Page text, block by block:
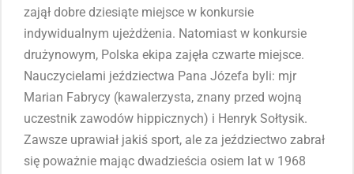
zajął dobre dziesiąte miejsce w konkursie
indywidualnym ujeżdżenia. Natomiast w konkursie
drużynowym, Polska ekipa zajęła czwarte miejsce.
Nauczycielami jeździectwa Pana Józefa byli: mjr
Marian Fabrycy (kawalerzysta, znany przed wojną
uczestnik zawodów hippicznych) i Henryk Sołtysik.
Zawsze uprawiał jakiś sport, ale za jeździectwo zabrał
się poważnie mając dwadzieścia osiem lat w 1968